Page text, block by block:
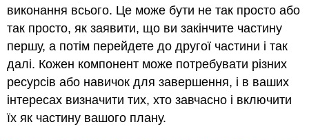
виконання всього. Це може бути не так просто або
так просто, як заявити, що ви закінчите частину
першу, а потім перейдете до другої частини і так
далі. Кожен компонент може потребувати різних
ресурсів або навичок для завершення, і в ваших
інтересах визначити тих, хто завчасно і включити
їх як частину вашого плану.